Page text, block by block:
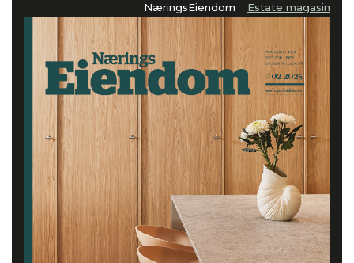
NæringsEiendom Estate magasin